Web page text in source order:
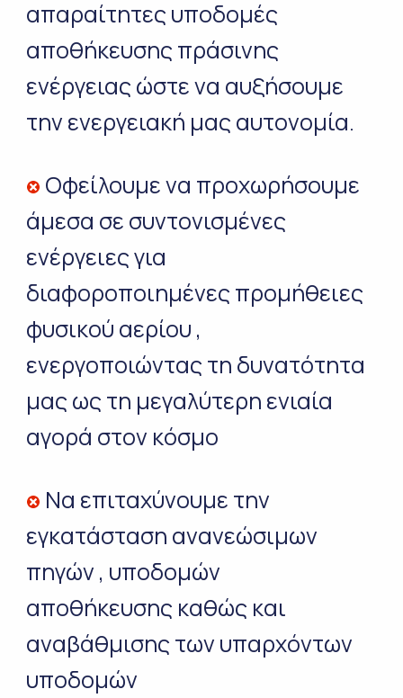
απαραίτητες υποδομές
αποθήκευσης πράσινης
ενέργειας ώστε να αυξήσουμε
την ενεργειακή μας αυτονομία.
Οφείλουμε να προχωρήσουμε
άμεσα σε συντονισμένες
ενέργειες για
διαφοροποιημένες προμήθειες
φυσικού αερίου ,
ενεργοποιώντας τη δυνατότητα
μας ως τη μεγαλύτερη ενιαία
αγορά στον κόσμο
Να επιταχύνουμε την
εγκατάσταση ανανεώσιμων
πηγών , υποδομών
αποθήκευσης καθώς και
αναβάθμισης των υπαρχόντων
υποδομών